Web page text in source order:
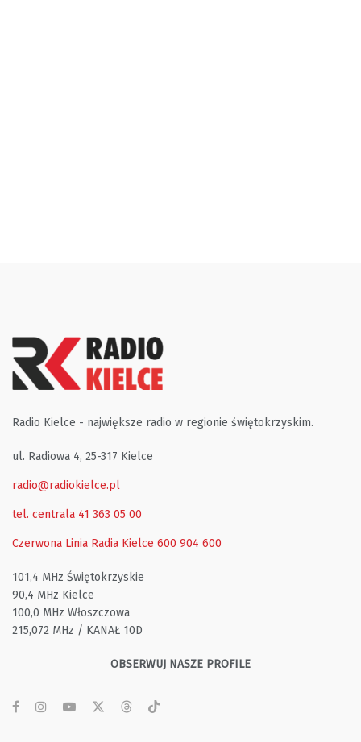
Radio Kielce - największe radio w regionie świętokrzyskim.
ul. Radiowa 4, 25-317 Kielce
radio@radiokielce.pl
tel. centrala 41 363 05 00
Czerwona Linia Radia Kielce 600 904 600
101,4 MHz Świętokrzyskie
90,4 MHz Kielce
100,0 MHz Włoszczowa
215,072 MHz / KANAŁ 10D
OBSERWUJ NASZE PROFILE